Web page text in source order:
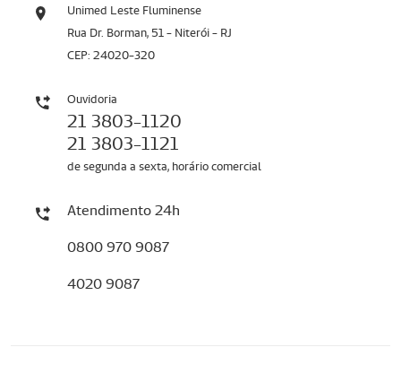
Unimed Leste Fluminense
Rua Dr. Borman, 51 - Niterói - RJ
CEP: 24020-320
Ouvidoria
21 3803-1120
21 3803-1121
de segunda a sexta, horário comercial
Atendimento 24h
0800 970 9087
4020 9087